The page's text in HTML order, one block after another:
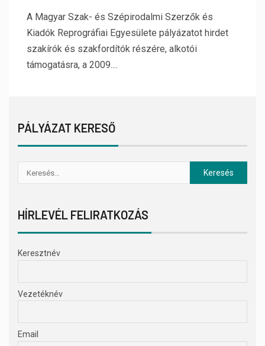
A Magyar Szak- és Szépirodalmi Szerzők és
Kiadók Reprográfiai Egyesülete pályázatot hirdet
szakírók és szakfordítók részére, alkotói
támogatásra, a 2009....
PÁLYÁZAT KERESŐ
HÍRLEVÉL FELIRATKOZÁS
Keresztnév
Vezetéknév
Email